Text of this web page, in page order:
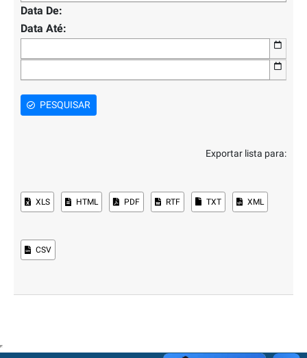
Data De:
Data Até:
PESQUISAR
Exportar lista para:
XLS HTML PDF RTF TXT XML
CSV